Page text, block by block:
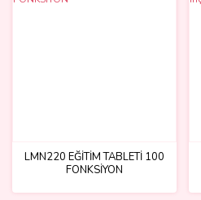
LMN220 EĞİTİM TABLETİ 100
FONKSİYON